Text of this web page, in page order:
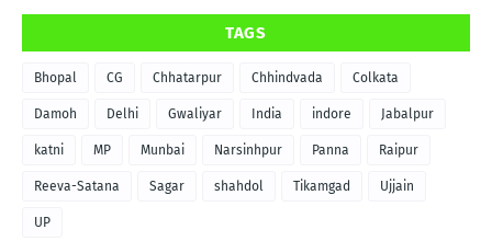
TAGS
Bhopal CG Chhatarpur Chhindvada Colkata
Damoh Delhi Gwaliyar India indore Jabalpur
katni MP Munbai Narsinhpur Panna Raipur
Reeva-Satana Sagar shahdol Tikamgad Ujjain
UP